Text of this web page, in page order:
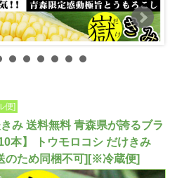
便]
み 送料無料 青森県が誇るブラ
本】 トウモロコシ だけきみ
ため同梱不可][※冷蔵便]